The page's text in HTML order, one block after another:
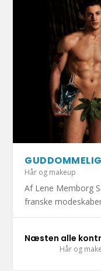
HOLD DIT
1.000
BØRN I ESBJ...
MERE END
KATTEN MED I
DET ER
AT BLIVE SYG
DIY: TRE
SOMMERFERIE!
Hår og makeup
Af Lene Memborg
franske
Næsten alle
Hår og